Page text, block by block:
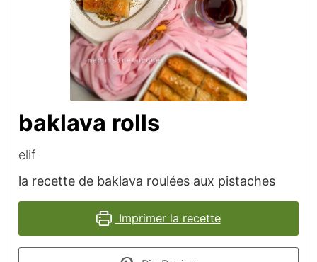
baklava rolls
elif
la recette de baklava roulées aux pistaches
Imprimer la recette